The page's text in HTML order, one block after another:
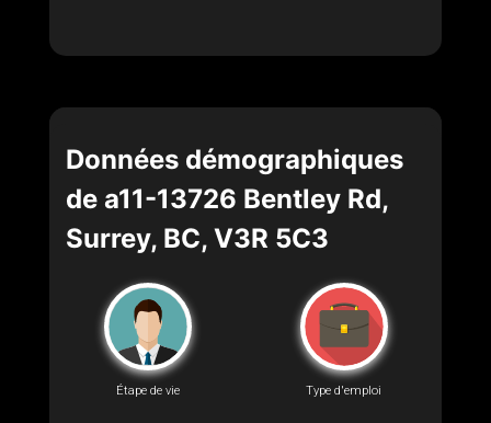
Données démographiques
de a11-13726 Bentley Rd,
Surrey, BC, V3R 5C3
Étape de vie Type d'emploi